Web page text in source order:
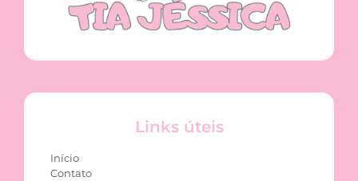
Links úteis
Início
Contato